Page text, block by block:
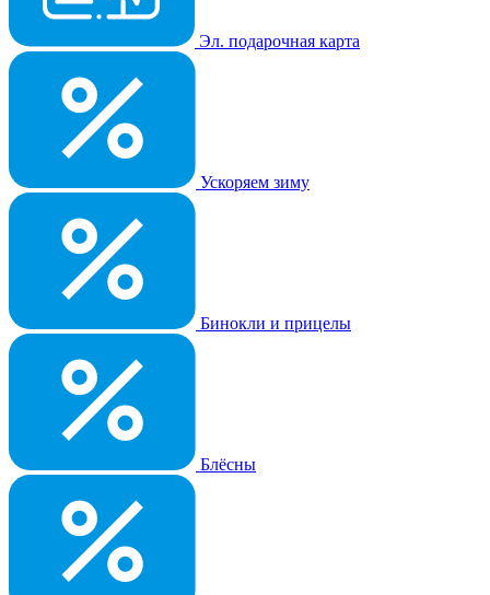
Эл. подарочная карта
Ускоряем зиму
Бинокли и прицелы
Блёсны